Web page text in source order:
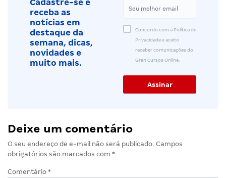
Cadastre-se e
receba as
notícias em
destaque da
semana, dicas,
novidades e
muito mais.
Concordo com a Política de
Privacidade e aceito
receber comunicações do
Gran Cursos Online.
Deixe um comentário
O seu endereço de e-mail não será publicado. Campos
obrigatórios são marcados com *
Comentário *